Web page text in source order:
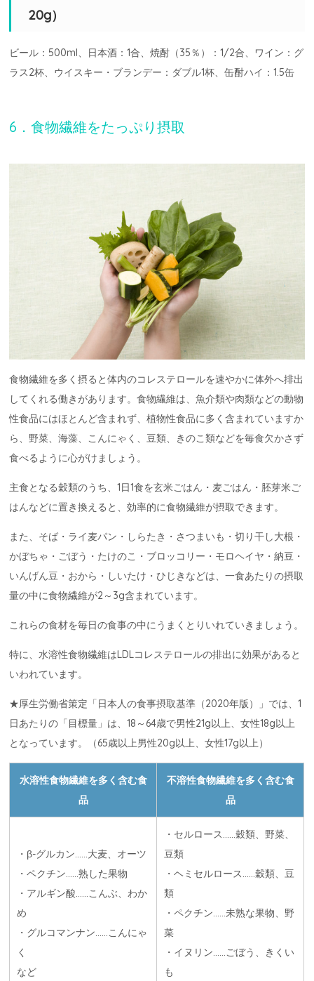
20g）
ビール：500ml、日本酒：1合、焼酎（35％）：1/2合、ワイン：グ
ラス2杯、ウイスキー・ブランデー：ダブル1杯、缶酎ハイ：1.5缶
6．食物繊維をたっぷり摂取
食物繊維を多く摂ると体内のコレステロールを速やかに体外へ排出
してくれる働きがあります。食物繊維は、魚介類や肉類などの動物
性食品にはほとんど含まれず、植物性食品に多く含まれていますか
ら、野菜、海藻、こんにゃく、豆類、きのこ類などを毎食欠かさず
食べるように心がけましょう。
主食となる穀類のうち、1日1食を玄米ごはん・麦ごはん・胚芽米ご
はんなどに置き換えると、効率的に食物繊維が摂取できます。
また、そば・ライ麦パン・しらたき・さつまいも・切り干し大根・
かぼちゃ・ごぼう・たけのこ・ブロッコリー・モロヘイヤ・納豆・
いんげん豆・おから・しいたけ・ひじきなどは、一食あたりの摂取
量の中に食物繊維が2～3g含まれています。
これらの食材を毎日の食事の中にうまくとりいれていきましょう。
特に、水溶性食物繊維はLDLコレステロールの排出に効果があると
いわれています。
★厚生労働省策定「日本人の食事摂取基準（2020年版）」では、1
日あたりの「目標量」は、18～64歳で男性21g以上、女性18g以上
となっています。（65歳以上男性20g以上、女性17g以上）
水溶性食物繊維を多く含む食
品
不溶性食物繊維を多く含む食
品
・β-グルカン……大麦、オーツ
・ペクチン……熟した果物
・アルギン酸……こんぶ、わか
め
・グルコマンナン……こんにゃ
く
など
・セルロース……穀類、野菜、
豆類
・ヘミセルロース……穀類、豆
類
・ペクチン……未熟な果物、野
菜
・イヌリン……ごぼう、きくい
も